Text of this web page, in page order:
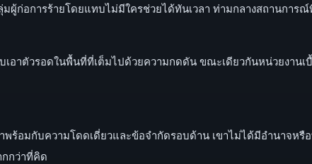
มผู้ก่อการร้ายโดยแทบไม่มีใครช่วยได้ทันเวลา ท่ามกลางสถานการ
าตัวรอดในพื้นที่ที่เต็มไปด้วยความกดดัน ขณะเดียวกันหน่วยงานเ
ร้อมกับความโดดเดี่ยวและข้อจำกัดรอบด้าน เขาไม่ได้มีอำนาจหรื
กว่าที่คิด